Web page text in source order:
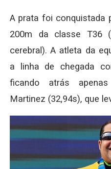
A prata foi conquistada
200m da classe T36
cerebral). A atleta da
a linha de chegada
ficando atrás
Martinez (32,94s), que